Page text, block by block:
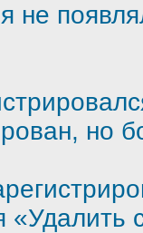
не
но
«Удалить